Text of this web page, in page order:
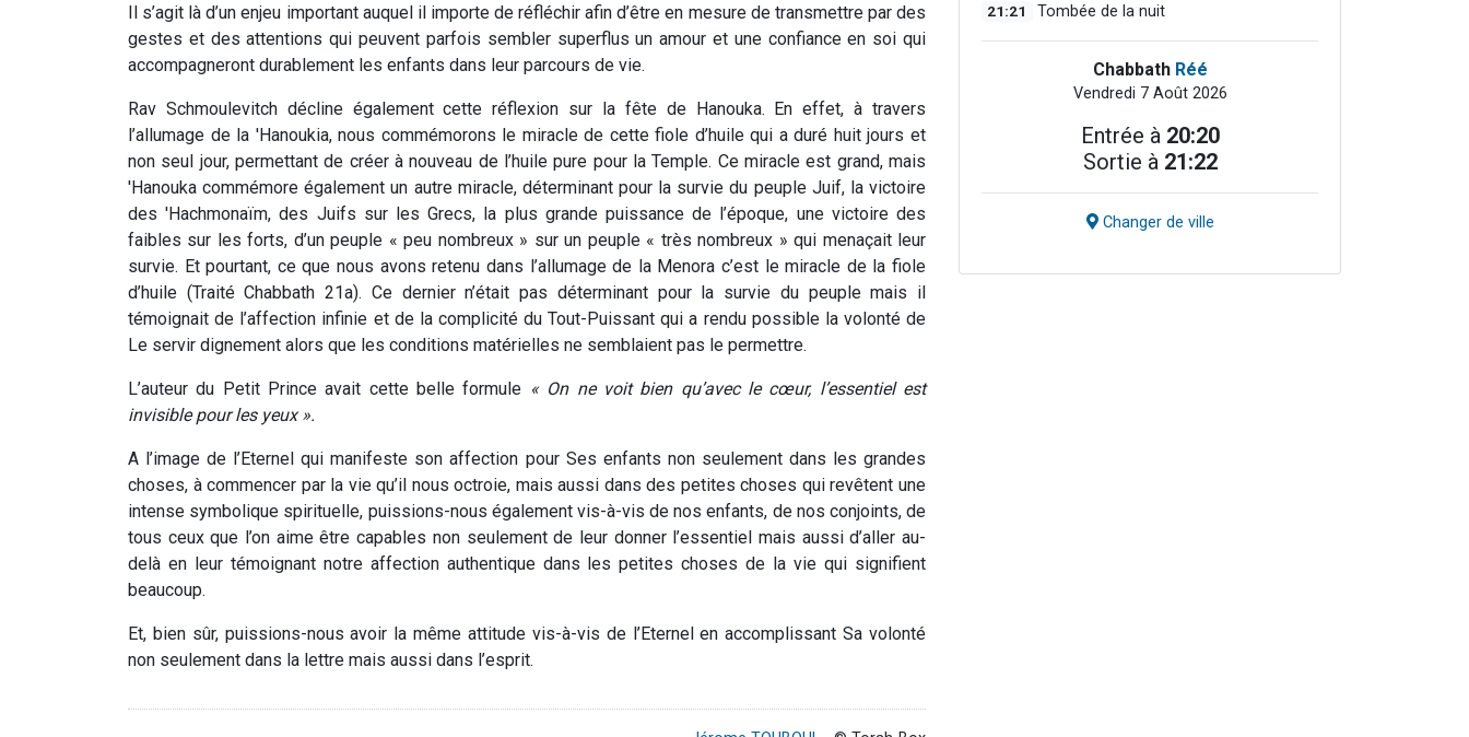
Il s’agit là d’un enjeu important auquel il importe de réfléchir afin d’être en mesure de transmettre par des
gestes et des attentions qui peuvent parfois sembler superflus un amour et une confiance en soi qui
accompagneront durablement les enfants dans leur parcours de vie.
Rav Schmoulevitch décline également cette réflexion sur la fête de Hanouka. En effet, à travers
l’allumage de la 'Hanoukia, nous commémorons le miracle de cette fiole d’huile qui a duré huit jours et
non seul jour, permettant de créer à nouveau de l’huile pure pour la Temple. Ce miracle est grand, mais
'Hanouka commémore également un autre miracle, déterminant pour la survie du peuple Juif, la victoire
des 'Hachmonaïm, des Juifs sur les Grecs, la plus grande puissance de l’époque, une victoire des
faibles sur les forts, d’un peuple « peu nombreux » sur un peuple « très nombreux » qui menaçait leur
survie. Et pourtant, ce que nous avons retenu dans l’allumage de la Menora c’est le miracle de la fiole
d’huile (Traité Chabbath 21a). Ce dernier n’était pas déterminant pour la survie du peuple mais il
témoignait de l’affection infinie et de la complicité du Tout-Puissant qui a rendu possible la volonté de
Le servir dignement alors que les conditions matérielles ne semblaient pas le permettre.
L’auteur du Petit Prince avait cette belle formule « On ne voit bien qu’avec le cœur, l’essentiel est
invisible pour les yeux ».
A l’image de l’Eternel qui manifeste son affection pour Ses enfants non seulement dans les grandes
choses, à commencer par la vie qu’il nous octroie, mais aussi dans des petites choses qui revêtent une
intense symbolique spirituelle, puissions-nous également vis-à-vis de nos enfants, de nos conjoints, de
tous ceux que l’on aime être capables non seulement de leur donner l’essentiel mais aussi d’aller au-
delà en leur témoignant notre affection authentique dans les petites choses de la vie qui signifient
beaucoup.
Et, bien sûr, puissions-nous avoir la même attitude vis-à-vis de l’Eternel en accomplissant Sa volonté
non seulement dans la lettre mais aussi dans l’esprit.
21:21 Tombée de la nuit
Chabbath Réé
Vendredi 7 Août 2026
Entrée à 20:20
Sortie à 21:22
Changer de ville